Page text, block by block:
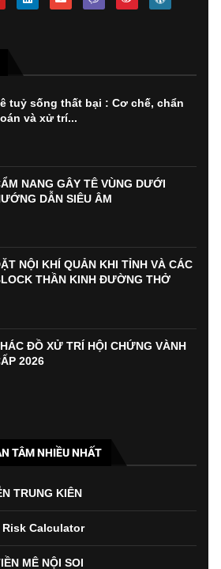
tuỷ sống thất bại : Cơ chế, chẩn
và xử trí...
NANG GÂY TÊ VÙNG DƯỚI
DẪN SIÊU ÂM
NỘI KHÍ QUẢN KHI TỈNH VÀ CÁC
THẦN KINH ĐƯỜNG THỞ
ĐỒ XỬ TRÍ HỘI CHỨNG VÀNH
2026
TÂM NHIỀU NHẤT
TRUNG KIÊN
Risk Calculator
MÊ NỘI SOI